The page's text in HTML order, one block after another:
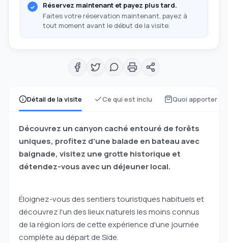
Détail de la visite Ce qui est inclu Quoi apporter
Découvrez un canyon caché entouré de forêts
uniques, profitez d'une balade en bateau avec
baignade, visitez une grotte historique et
détendez-vous avec un déjeuner local.
Éloignez-vous des sentiers touristiques habituels et
découvrez l'un des lieux naturels les moins connus
de la région lors de cette expérience d'une journée
complète au départ de Side.
Réservez maintenant et payez plus tard.
Faites votre réservation maintenant, payez à
tout moment avant le début de la visite.